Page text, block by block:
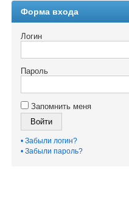
Форма входа
Логин
Пароль
Запомнить меня
Войти
• Забыли логин?
• Забыли пароль?